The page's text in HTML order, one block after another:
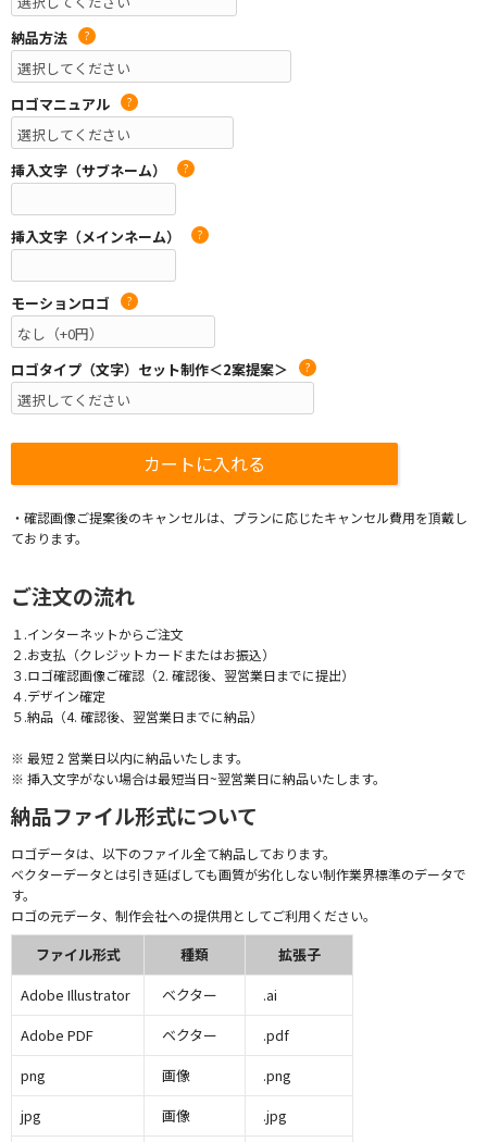
納品方法 ?
ロゴマニュアル ?
挿入文字（サブネーム） ?
挿入文字（メインネーム） ?
モーションロゴ ?
ロゴタイプ（文字）セット制作＜2案提案＞ ?
・確認画像ご提案後のキャンセルは、プランに応じたキャンセル費用を頂戴し
ております。
ご注文の流れ
１.インターネットからご注文
２.お支払（クレジットカードまたはお振込）
３.ロゴ確認画像ご確認（2. 確認後、翌営業日までに提出）
４.デザイン確定
５.納品（4. 確認後、翌営業日までに納品）
※ 最短 2 営業日以内に納品いたします。
※ 挿入文字がない場合は最短当日~翌営業日に納品いたします。
納品ファイル形式について
ロゴデータは、以下のファイル全て納品しております。
ベクターデータとは引き延ばしても画質が劣化しない制作業界標準のデータで
す。
ロゴの元データ、制作会社への提供用としてご利用ください。
ファイル形式 種類
拡張子
Adobe Illustrator
ベクター
.ai
Adobe PDF
ベクター
.pdf
png
画像
.png
jpg
画像
.jpg